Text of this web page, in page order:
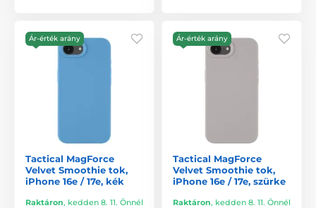
Ár-érték arány
Tactical MagForce
Velvet Smoothie tok,
iPhone 16e / 17e, kék
Raktáron, kedden 8. 11. Önnél
Ár-érték arány
Tactical MagForce
Velvet Smoothie tok,
iPhone 16e / 17e, szürke
Raktáron, kedden 8. 11. Önnél